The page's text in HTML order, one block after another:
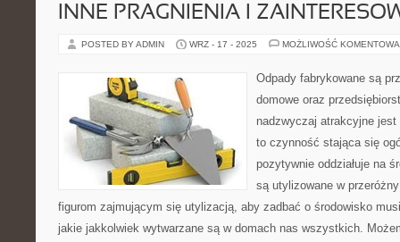
INNE PRAGNIENIA I
POSTED BY ADMIN WRZ - 17 - 2025 MOŻLIWOŚĆ
Odpady fabrykowane są
domowe oraz
nadzwyczaj atrakcyjne
to czynność stająca się
pozytywnie oddziałuje na
są utylizowane w
figurom zajmującym się utylizacją, aby zadbać o środowisko
jakie jakkolwiek wytwarzane są w domach nas wszystkich.